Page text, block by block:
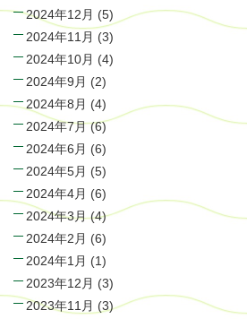
2024年12月 (5)
2024年11月 (3)
2024年10月 (4)
2024年9月 (2)
2024年8月 (4)
2024年7月(6)
2024年6月 (6)
2024年5月 (5)
2024年4月 (6)
2024年3月(4)
2024年2月 (6)
2024年1月 (1)
2023年12月 (3)
2023年11月 (3)